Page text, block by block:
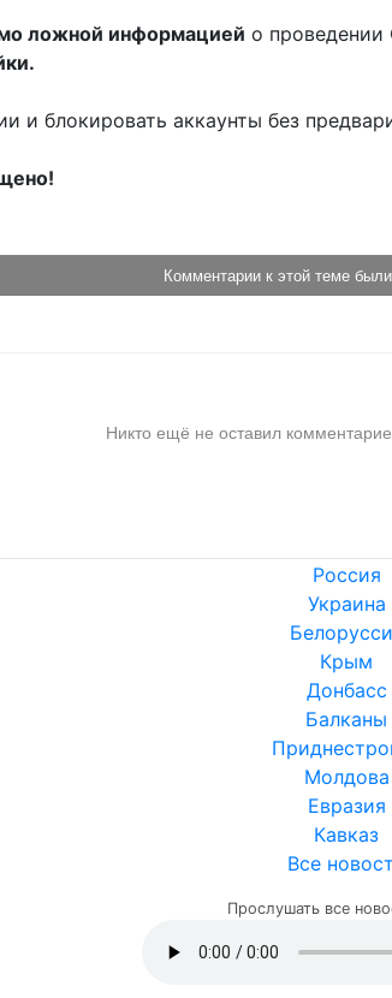
ложной информацией о
и блокировать аккаунты без
Комментарии к этой теме
Никто ещё не оставил
Россия
Украина
Крым
Донбасс
Балканы
Молдова
Евразия
Кавказ
Все
Прослушать все